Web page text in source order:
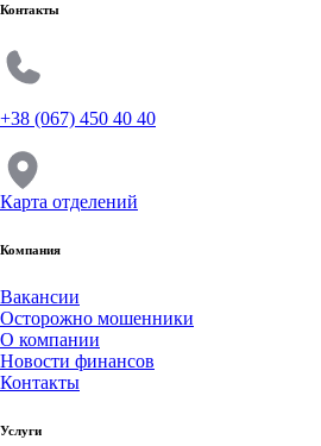
Контакты
+38 (067) 450 40 40
Карта отделений
Компания
Вакансии
Осторожно мошенники
О компании
Новости финансов
Контакты
Услуги